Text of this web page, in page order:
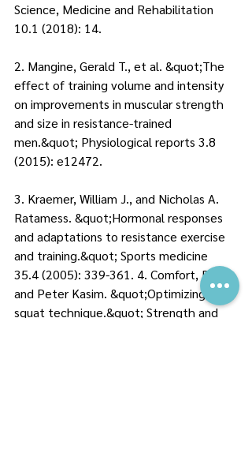
Science, Medicine and Rehabilitation
10.1 (2018): 14.
2. Mangine, Gerald T., et al. &quot;The
effect of training volume and intensity
on improvements in muscular strength
and size in resistance‐trained
men.&quot; Physiological reports 3.8
(2015): e12472.
3. Kraemer, William J., and Nicholas A.
Ratamess. &quot;Hormonal responses
and adaptations to resistance exercise
and training.&quot; Sports medicine
35.4 (2005): 339-361. 4. Comfort, Paul,
and Peter Kasim. &quot;Optimizing
squat technique.&quot; Strength and